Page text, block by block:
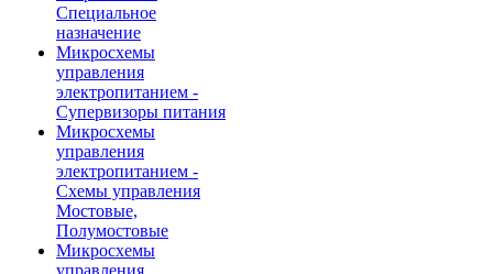
Специальное
назначение
Микросхемы
управления
электропитанием -
Супервизоры питания
Микросхемы
управления
электропитанием -
Схемы управления
Мостовые,
Полумостовые
Микросхемы
управления